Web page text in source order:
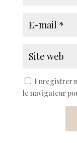
Enregistrer
le navigateur